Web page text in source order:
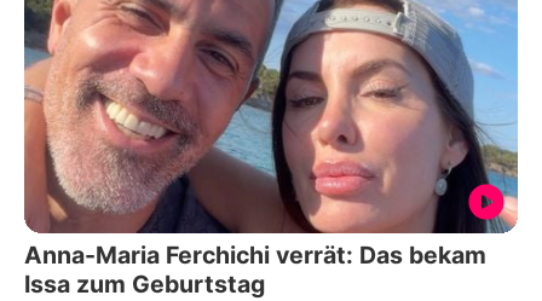
Anna-Maria Ferchichi verrät: Das bekam
Issa zum Geburtstag